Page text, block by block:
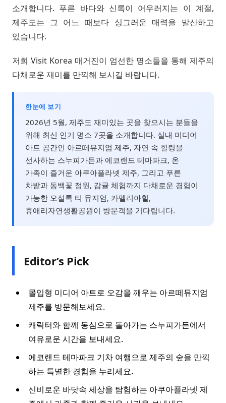
소개합니다. 푸른 바다와 신록이 어우러지는 이 계절,
제주도는 그 어느 때보다 싱그러운 매력을 발산하고
있습니다.
저희 Visit Korea 매거진이 엄선한 명소들을 통해 제주의
다채로운 재미를 만끽해 보시길 바랍니다.
한눈에 보기
2026년 5월, 제주도 재미있는 곳을 찾으시는 분들을
위해 최신 인기 명소 7곳을 소개합니다. 실내 미디어
아트 공간인 아르떼뮤지엄 제주, 자연 속 힐링을
선사하는 스누피가든과 에코랜드 테마파크, 온
가족이 즐거운 아쿠아플라넷 제주, 그리고 푸른
차밭과 동백꽃 정원, 감귤 체험까지 다채로운 경험이
가능한 오설록 티 뮤지엄, 카멜리아힐,
휴애리자연생활공원이 방문객을 기다립니다.
Editor’s Pick
몰입형 미디어 아트로 오감을 깨우는 아르떼뮤지엄
제주를 방문해보세요.
캐릭터와 함께 동심으로 돌아가는 스누피가든에서
여유로운 시간을 보내세요.
에코랜드 테마파크 기차 여행으로 제주의 숲을 만끽
하는 특별한 경험을 누리세요.
신비로운 바닷속 세상을 탐험하는 아쿠아플라넷 제